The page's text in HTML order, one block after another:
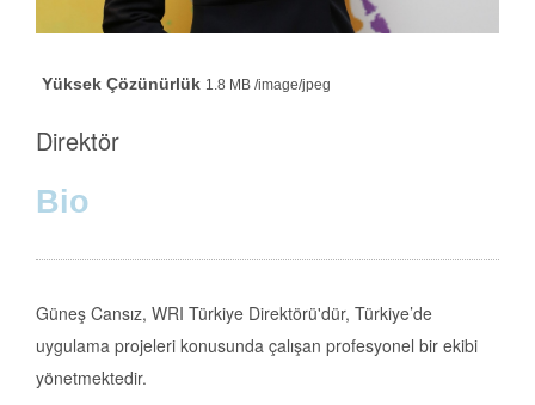
Yüksek Çözünürlük 1.8 MB /image/jpeg
Person Title
Direktör
Bio
Güneş Cansız, WRI Türkiye Direktörü'dür, Türkiye’de
uygulama projeleri konusunda çalışan profesyonel bir ekibi
yönetmektedir.